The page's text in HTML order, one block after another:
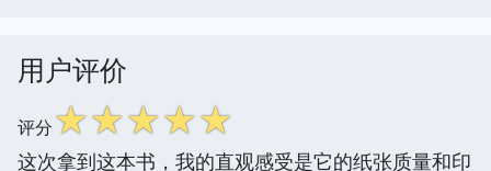
用户评价
评分☆☆☆☆☆
这次拿到这本书，我的直观感受是它的纸张质量和印